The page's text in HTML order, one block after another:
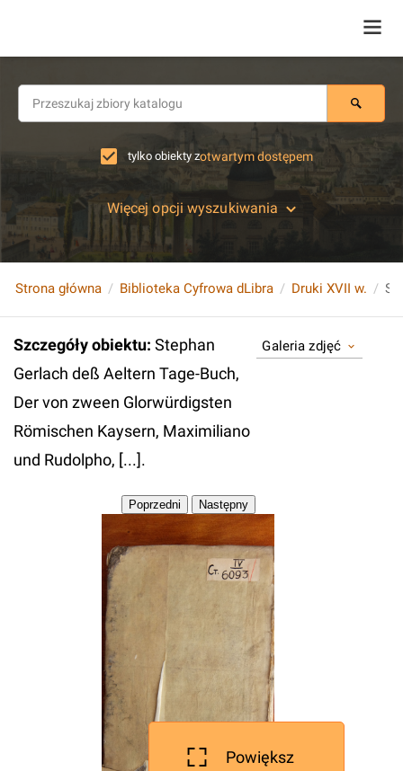
tylko obiekty zotwartym dostępem
Więcej opcji wyszukiwania
Strona główna Biblioteka Cyfrowa dLibra Druki XVII w.
Szczegóły obiektu: Stephan
Gerlach deß Aeltern Tage-Buch,
Der von zween Glorwürdigsten
Römischen Kaysern, Maximiliano
und Rudolpho, [...].
Galeria zdjęć
Powiększ